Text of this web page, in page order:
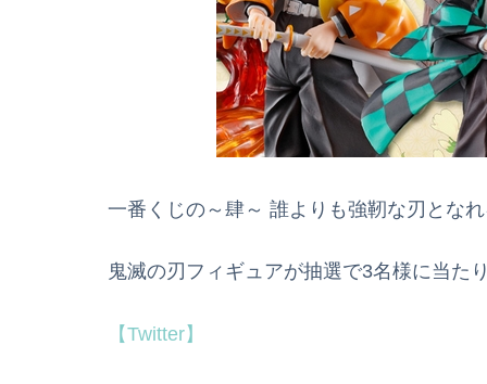
一番くじの～肆～ 誰よりも強靭な刃とな
鬼滅の刃フィギュアが抽選で3名様に当た
【Twitter】